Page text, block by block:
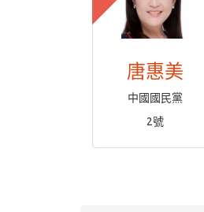
唐惠美
中國國民黨
2號